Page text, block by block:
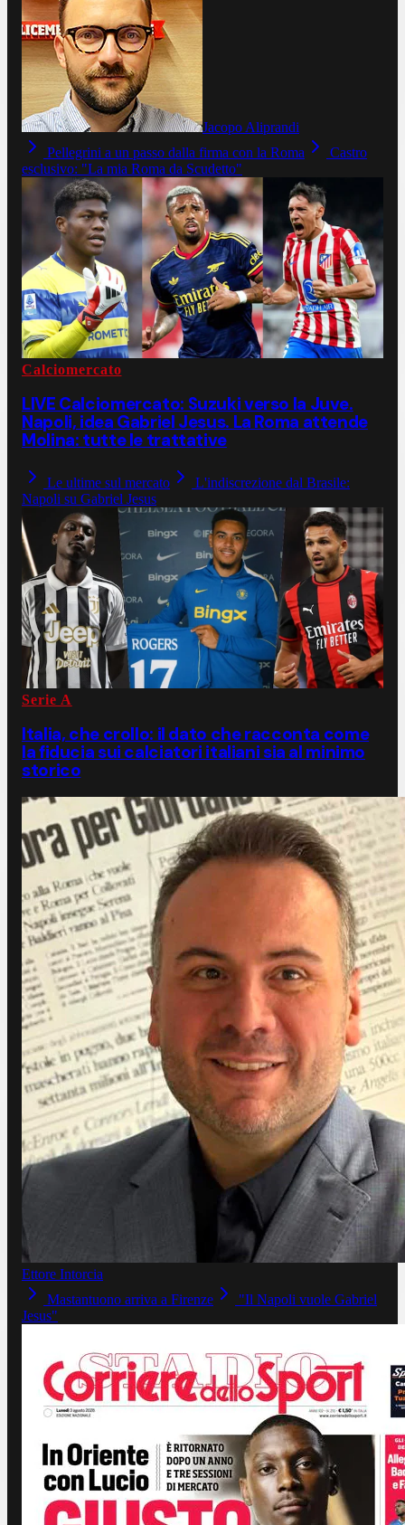
Jacopo Aliprandi
Pellegrini a un passo dalla firma con la Roma
Castro
esclusivo: "La mia Roma da Scudetto"
Calciomercato
LIVE Calciomercato: Suzuki verso la Juve.
Napoli, idea Gabriel Jesus. La Roma attende
Molina: tutte le trattative
Le ultime sul mercato
L'indiscrezione dal Brasile:
Napoli su Gabriel Jesus
Serie A
Italia, che crollo: il dato che racconta come
la fiducia sui calciatori italiani sia al minimo
storico
Ettore Intorcia
Mastantuono arriva a Firenze
"Il Napoli vuole Gabriel
Jesus"